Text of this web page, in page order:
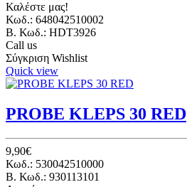
Καλέστε μας!
Κωδ.: 648042510002
B. Κωδ.: HDT3926
Call us
Σύγκριση Wishlist
Quick view
PROBE KLEPS 30 RED
9,90€
Κωδ.: 530042510000
B. Κωδ.: 930113101